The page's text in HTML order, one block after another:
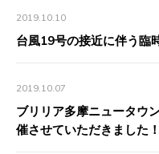
2019.10.10
台風19号の接近に伴う臨
2019.10.07
ブリリア多摩ニュータウ
催させていただきました！